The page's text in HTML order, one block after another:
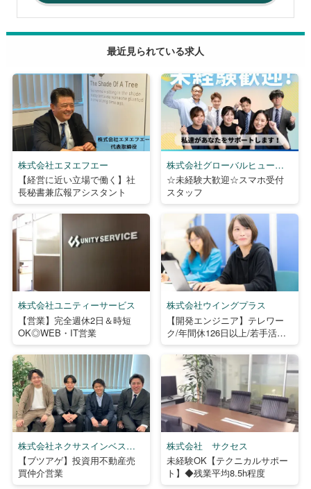
最近見られている求人
株式会社エヌエフエー
【経営に近い立場で働く】社
長秘書兼広報アシスタント
株式会社グローバルヒューマ
ンブリッジ
☆未経験大歓迎☆スマホ受付
スタッフ
株式会社ユニティーサービス
【営業】完全週休2日＆時短
OK◎WEB・IT営業
株式会社ウイングプラス
【開発エンジニア】テレワー
ク/年間休126日以上/若手活躍
中
株式会社ネクサスインベスト
メント
【ブツアゲ】投資用不動産売
買仲介営業
株式会社 サクセス
未経験OK【テクニカルサポー
ト】◆残業平均8.5h程度